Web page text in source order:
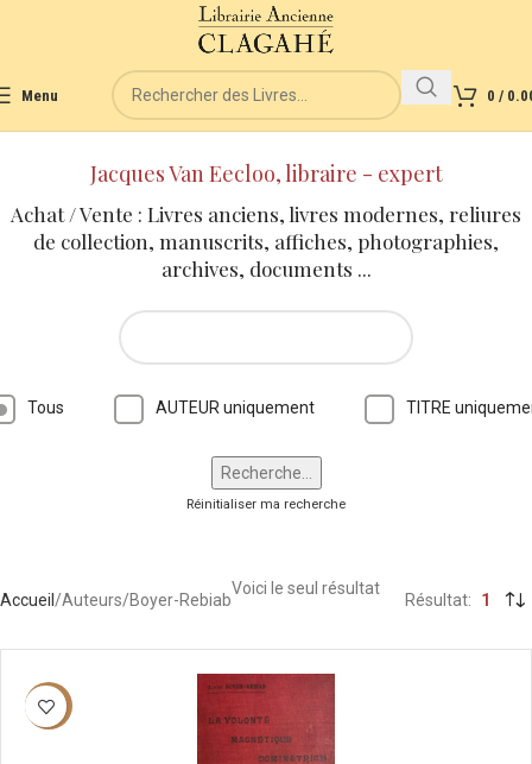
Menu 0 /
Jacques Van Eecloo, libraire - expert
Achat / Vente : Livres anciens, livres modernes, reliures
de collection, manuscrits, affiches, photographies,
archives, documents ...
Tous AUTEUR uniquement TITRE
Réinitialiser ma recherche
Accueil Auteurs Boyer-Rebiab
Voici le seul résultat
Résultat 1
-40%